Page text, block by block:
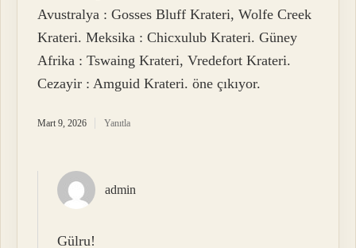
Avustralya : Gosses Bluff Krateri, Wolfe Creek
Krateri. Meksika : Chicxulub Krateri. Güney
Afrika : Tswaing Krateri, Vredefort Krateri.
Cezayir : Amguid Krateri. öne çıkıyor.
Mart 9, 2026 Yanıtla
admin
Gülru!